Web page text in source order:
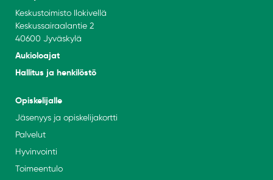
Keskustoimisto Ilokivellä
Keskussairaalantie 2
40600 Jyväskylä
Aukioloajat
Hallitus ja henkilöstö
Opiskelijalle
Jäsenyys ja opiskelijakortti
Palvelut
Hyvinvointi
Toimeentulo